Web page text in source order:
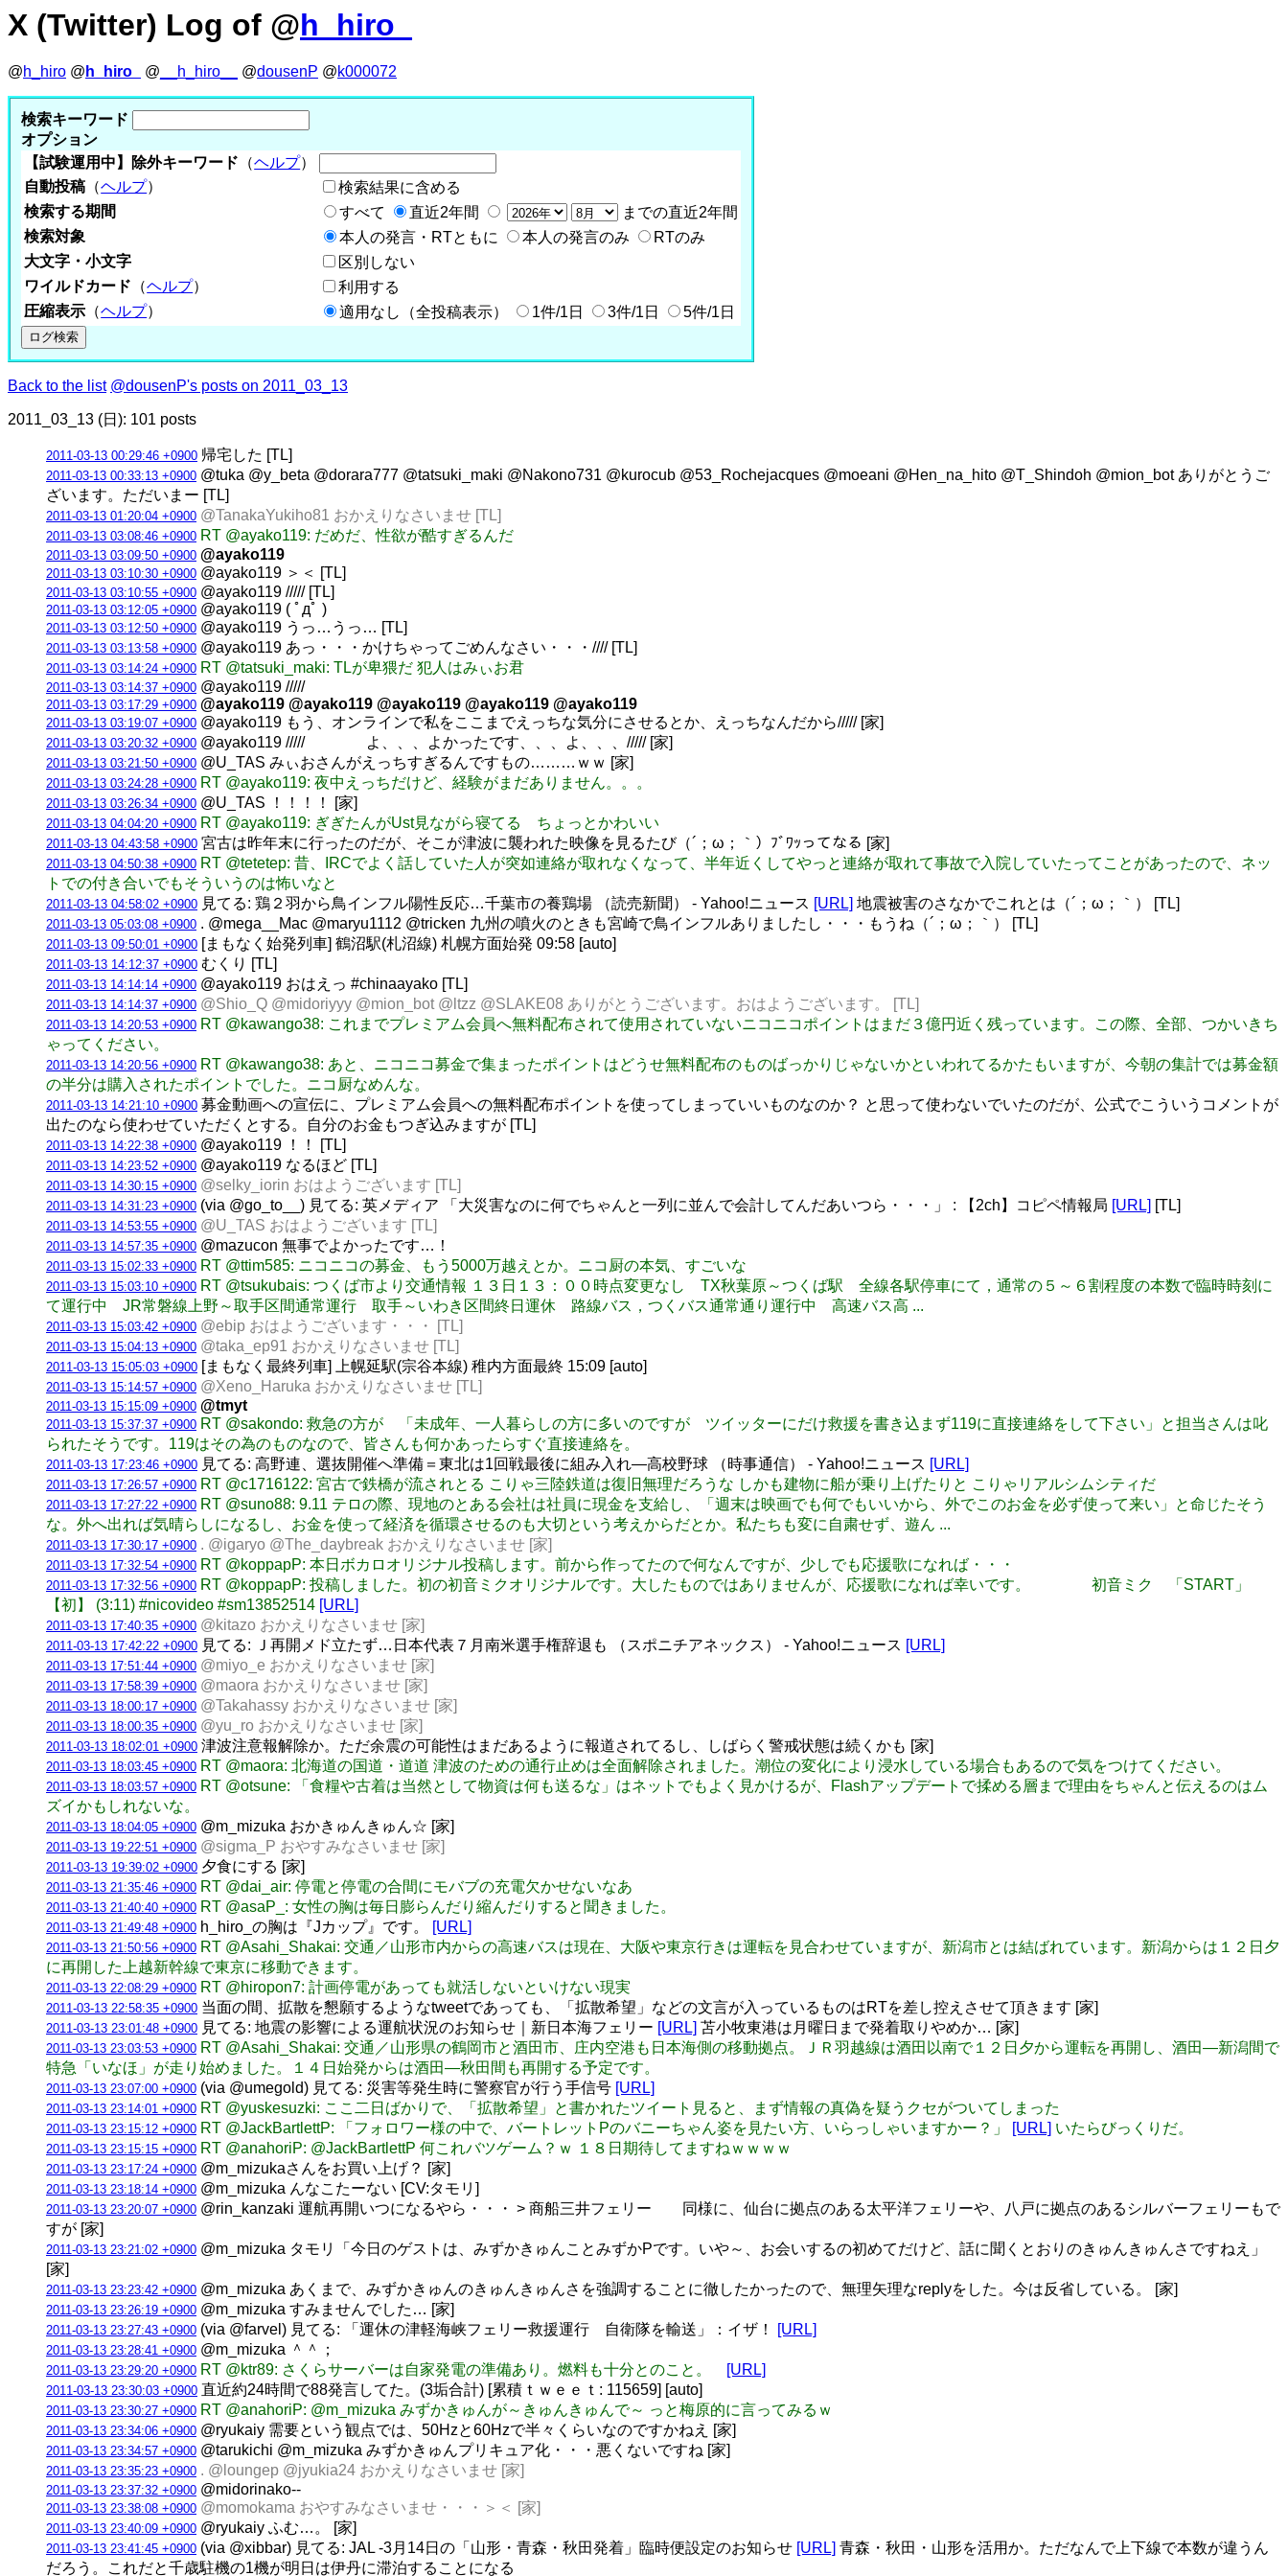
X (Twitter) Log of @h_hiro_
@h_hiro @ h_hiro_ @ __h_hiro__ @dousenP @k000072
検索キーワード
オプション
【試験運用中】除外キーワード （ヘルプ）
自動投稿 （ヘルプ）
検索結果に含める
検索する期間
すべて 直近2年間
までの直近2年間
検索対象
本人の発言・RTともに 本人の発言のみ
RTのみ
大文字・小文字
区別しない
ワイルドカード （ヘルプ）
利用する
圧縮表示 （ヘルプ） 適用なし（全投稿表示） 1件/1日 3件/1日 5件/1日
Back to the list @dousenP's posts on 2011_03_13
2011_03_13 (日): 101 posts
2011-03-13 00:29:46 +0900 帰宅した [TL]
2011-03-13 00:33:13 +0900 @tuka @y_beta @dorara777 @tatsuki_maki @Nakono731 @kurocub @53_Rochejacques @moeani @Hen_na_hito @T_Shindoh @mion_bot ありがとうご
ざいます。ただいまー [TL]
2011-03-13 01:20:04 +0900 @TanakaYukiho81 おかえりなさいませ [TL]
2011-03-13 03:08:46 +0900 RT @ayako119: だめだ、性欲が酷すぎるんだ
2011-03-13 03:09:50 +0900 @ayako119
2011-03-13 03:10:30 +0900 @ayako119 ＞＜ [TL]
2011-03-13 03:10:55 +0900 @ayako119 ///// [TL]
2011-03-13 03:12:05 +0900 @ayako119 ( ﾟдﾟ )
2011-03-13 03:12:50 +0900 @ayako119 うっ…うっ… [TL]
2011-03-13 03:13:58 +0900 @ayako119 あっ・・・かけちゃってごめんなさい・・・//// [TL]
2011-03-13 03:14:24 +0900 RT @tatsuki_maki: TLが卑猥だ 犯人はみぃお君
2011-03-13 03:14:37 +0900 @ayako119 /////
2011-03-13 03:17:29 +0900 @ayako119 @ayako119 @ayako119 @ayako119 @ayako119
2011-03-13 03:19:07 +0900 @ayako119 もう、オンラインで私をここまでえっちな気分にさせるとか、えっちなんだから///// [家]
2011-03-13 03:20:32 +0900 @ayako119 ///// よ、、、よかったです、、、よ、、、///// [家]
2011-03-13 03:21:50 +0900 @U_TAS みぃおさんがえっちすぎるんですもの………ｗｗ [家]
2011-03-13 03:24:28 +0900 RT @ayako119: 夜中えっちだけど、経験がまだありません。。。
2011-03-13 03:26:34 +0900 @U_TAS ！！！！ [家]
2011-03-13 04:04:20 +0900 RT @ayako119: ぎぎたんがUst見ながら寝てる ちょっとかわいい
2011-03-13 04:43:58 +0900 宮古は昨年末に行ったのだが、そこが津波に襲われた映像を見るたび（´；ω；｀）ﾌﾞﾜｯってなる [家]
2011-03-13 04:50:38 +0900 RT @tetetep: 昔、IRCでよく話していた人が突如連絡が取れなくなって、半年近くしてやっと連絡が取れて事故で入院していたってことがあったので、ネッ
トでの付き合いでもそういうのは怖いなと
2011-03-13 04:58:02 +0900 見てる: 鶏２羽から鳥インフル陽性反応…千葉市の養鶏場 （読売新聞） - Yahoo!ニュース [URL] 地震被害のさなかでこれとは（´；ω；｀） [TL]
2011-03-13 05:03:08 +0900 . @mega__Mac @maryu1112 @tricken 九州の噴火のときも宮崎で鳥インフルありましたし・・・もうね（´；ω；｀） [TL]
2011-03-13 09:50:01 +0900 [まもなく始発列車] 鶴沼駅(札沼線) 札幌方面始発 09:58 [auto]
2011-03-13 14:12:37 +0900 むくり [TL]
2011-03-13 14:14:14 +0900 @ayako119 おはえっ #chinaayako [TL]
2011-03-13 14:14:37 +0900 @Shio_Q @midoriyyy @mion_bot @ltzz @SLAKE08 ありがとうございます。おはようございます。 [TL]
2011-03-13 14:20:53 +0900 RT @kawango38: これまでプレミアム会員へ無料配布されて使用されていないニコニコポイントはまだ３億円近く残っています。この際、全部、つかいきち
ゃってください。
2011-03-13 14:20:56 +0900 RT @kawango38: あと、ニコニコ募金で集まったポイントはどうせ無料配布のものばっかりじゃないかといわれてるかたもいますが、今朝の集計では募金額
の半分は購入されたポイントでした。ニコ厨なめんな。
2011-03-13 14:21:10 +0900 募金動画への宣伝に、プレミアム会員への無料配布ポイントを使ってしまっていいものなのか？ と思って使わないでいたのだが、公式でこういうコメントが
出たのなら使わせていただくとする。自分のお金もつぎ込みますが [TL]
2011-03-13 14:22:38 +0900 @ayako119 ！！ [TL]
2011-03-13 14:23:52 +0900 @ayako119 なるほど [TL]
2011-03-13 14:30:15 +0900 @selky_iorin おはようございます [TL]
2011-03-13 14:31:23 +0900 (via @go_to__) 見てる: 英メディア 「大災害なのに何でちゃんと一列に並んで会計してんだあいつら・・・」 : 【2ch】コピペ情報局 [URL] [TL]
2011-03-13 14:53:55 +0900 @U_TAS おはようございます [TL]
2011-03-13 14:57:35 +0900 @mazucon 無事でよかったです…！
2011-03-13 15:02:33 +0900 RT @ttim585: ニコニコの募金、もう5000万越えとか。ニコ厨の本気、すごいな
2011-03-13 15:03:10 +0900 RT @tsukubais: つくば市より交通情報 １３日１３：００時点変更なし TX秋葉原～つくば駅 全線各駅停車にて，通常の５～６割程度の本数で臨時時刻に
て運行中 JR常磐線上野～取手区間通常運行 取手～いわき区間終日運休 路線バス，つくバス通常通り運行中 高速バス高 ...
2011-03-13 15:03:42 +0900 @ebip おはようございます・・・ [TL]
2011-03-13 15:04:13 +0900 @taka_ep91 おかえりなさいませ [TL]
2011-03-13 15:05:03 +0900 [まもなく最終列車] 上幌延駅(宗谷本線) 稚内方面最終 15:09 [auto]
2011-03-13 15:14:57 +0900 @Xeno_Haruka おかえりなさいませ [TL]
2011-03-13 15:15:09 +0900 @tmyt
2011-03-13 15:37:37 +0900 RT @sakondo: 救急の方が 「未成年、一人暮らしの方に多いのですが ツイッターにだけ救援を書き込まず119に直接連絡をして下さい」と担当さんは叱
られたそうです。119はその為のものなので、皆さんも何かあったらすぐ直接連絡を。
2011-03-13 17:23:46 +0900 見てる: 高野連、選抜開催へ準備＝東北は1回戦最後に組み入れ―高校野球 （時事通信） - Yahoo!ニュース [URL]
2011-03-13 17:26:57 +0900 RT @c1716122: 宮古で鉄橋が流されとる こりゃ三陸鉄道は復旧無理だろうな しかも建物に船が乗り上げたりと こりゃリアルシムシティだ
2011-03-13 17:27:22 +0900 RT @suno88: 9.11 テロの際、現地のとある会社は社員に現金を支給し、「週末は映画でも何でもいいから、外でこのお金を必ず使って来い」と命じたそう
な。外へ出れば気晴らしになるし、お金を使って経済を循環させるのも大切という考えからだとか。私たちも変に自粛せず、遊ん ...
2011-03-13 17:30:17 +0900 . @igaryo @The_daybreak おかえりなさいませ [家]
2011-03-13 17:32:54 +0900 RT @koppapP: 本日ボカロオリジナル投稿します。前から作ってたので何なんですが、少しでも応援歌になれば・・・
2011-03-13 17:32:56 +0900 RT @koppapP: 投稿しました。初の初音ミクオリジナルです。大したものではありませんが、応援歌になれば幸いです。 初音ミク 「START」
【初】 (3:11) #nicovideo #sm13852514 [URL]
2011-03-13 17:40:35 +0900 @kitazo おかえりなさいませ [家]
2011-03-13 17:42:22 +0900 見てる: Ｊ再開メド立たず…日本代表７月南米選手権辞退も （スポニチアネックス） - Yahoo!ニュース [URL]
2011-03-13 17:51:44 +0900 @miyo_e おかえりなさいませ [家]
2011-03-13 17:58:39 +0900 @maora おかえりなさいませ [家]
2011-03-13 18:00:17 +0900 @Takahassy おかえりなさいませ [家]
2011-03-13 18:00:35 +0900 @yu_ro おかえりなさいませ [家]
2011-03-13 18:02:01 +0900 津波注意報解除か。ただ余震の可能性はまだあるように報道されてるし、しばらく警戒状態は続くかも [家]
2011-03-13 18:03:45 +0900 RT @maora: 北海道の国道・道道 津波のための通行止めは全面解除されました。潮位の変化により浸水している場合もあるので気をつけてください。
2011-03-13 18:03:57 +0900 RT @otsune: 「食糧や古着は当然として物資は何も送るな」はネットでもよく見かけるが、Flashアップデートで揉める層まで理由をちゃんと伝えるのはム
ズイかもしれないな。
2011-03-13 18:04:05 +0900 @m_mizuka おかきゅんきゅん☆ [家]
2011-03-13 19:22:51 +0900 @sigma_P おやすみなさいませ [家]
2011-03-13 19:39:02 +0900 夕食にする [家]
2011-03-13 21:35:46 +0900 RT @dai_air: 停電と停電の合間にモバブの充電欠かせないなあ
2011-03-13 21:40:40 +0900 RT @asaP_: 女性の胸は毎日膨らんだり縮んだりすると聞きました。
2011-03-13 21:49:48 +0900 h_hiro_の胸は『Jカップ』です。 [URL]
2011-03-13 21:50:56 +0900 RT @Asahi_Shakai: 交通／山形市内からの高速バスは現在、大阪や東京行きは運転を見合わせていますが、新潟市とは結ばれています。新潟からは１２日夕
に再開した上越新幹線で東京に移動できます。
2011-03-13 22:08:29 +0900 RT @hiropon7: 計画停電があっても就活しないといけない現実
2011-03-13 22:58:35 +0900 当面の間、拡散を懇願するようなtweetであっても、「拡散希望」などの文言が入っているものはRTを差し控えさせて頂きます [家]
2011-03-13 23:01:48 +0900 見てる: 地震の影響による運航状況のお知らせ｜新日本海フェリー [URL] 苫小牧東港は月曜日まで発着取りやめか… [家]
2011-03-13 23:03:53 +0900 RT @Asahi_Shakai: 交通／山形県の鶴岡市と酒田市、庄内空港も日本海側の移動拠点。ＪＲ羽越線は酒田以南で１２日夕から運転を再開し、酒田―新潟間で
特急「いなほ」が走り始めました。１４日始発からは酒田―秋田間も再開する予定です。
2011-03-13 23:07:00 +0900 (via @umegold) 見てる: 災害等発生時に警察官が行う手信号 [URL]
2011-03-13 23:14:01 +0900 RT @yuskesuzki: ここ二日ばかりで、「拡散希望」と書かれたツイート見ると、まず情報の真偽を疑うクセがついてしまった
2011-03-13 23:15:12 +0900 RT @JackBartlettP: 「フォロワー様の中で、バートレットPのバニーちゃん姿を見たい方、いらっしゃいますかー？」 [URL] いたらびっくりだ。
2011-03-13 23:15:15 +0900 RT @anahoriP: @JackBartlettP 何これバツゲーム？ｗ １８日期待してますねｗｗｗｗ
2011-03-13 23:17:24 +0900 @m_mizukaさんをお買い上げ？ [家]
2011-03-13 23:18:14 +0900 @m_mizuka んなこたーない [CV:タモリ]
2011-03-13 23:20:07 +0900 @rin_kanzaki 運航再開いつになるやら・・・ > 商船三井フェリー 同様に、仙台に拠点のある太平洋フェリーや、八戸に拠点のあるシルバーフェリーもで
すが [家]
2011-03-13 23:21:02 +0900 @m_mizuka タモリ「今日のゲストは、みずかきゅんことみずかPです。いや～、お会いするの初めてだけど、話に聞くとおりのきゅんきゅんさですねえ」
[家]
2011-03-13 23:23:42 +0900 @m_mizuka あくまで、みずかきゅんのきゅんきゅんさを強調することに徹したかったので、無理矢理なreplyをした。今は反省している。 [家]
2011-03-13 23:26:19 +0900 @m_mizuka すみませんでした… [家]
2011-03-13 23:27:43 +0900 (via @farvel) 見てる: 「運休の津軽海峡フェリー救援運行 自衛隊を輸送」：イザ！ [URL]
2011-03-13 23:28:41 +0900 @m_mizuka ＾＾；
2011-03-13 23:29:20 +0900 RT @ktr89: さくらサーバーは自家発電の準備あり。燃料も十分とのこと。 [URL]
2011-03-13 23:30:03 +0900 直近約24時間で88発言してた。(3垢合計) [累積ｔｗｅｅｔ: 115659] [auto]
2011-03-13 23:30:27 +0900 RT @anahoriP: @m_mizuka みずかきゅんが～きゅんきゅんで～ っと梅原的に言ってみるｗ
2011-03-13 23:34:06 +0900 @ryukaiy 需要という観点では、50Hzと60Hzで半々くらいなのですかねえ [家]
2011-03-13 23:34:57 +0900 @tarukichi @m_mizuka みずかきゅんプリキュア化・・・悪くないですね [家]
2011-03-13 23:35:23 +0900 . @loungep @jyukia24 おかえりなさいませ [家]
2011-03-13 23:37:32 +0900 @midorinako--
2011-03-13 23:38:08 +0900 @momokama おやすみなさいませ・・・＞＜ [家]
2011-03-13 23:40:09 +0900 @ryukaiy ふむ…。 [家]
2011-03-13 23:41:45 +0900 (via @xibbar) 見てる: JAL -3月14日の「山形・青森・秋田発着」臨時便設定のお知らせ [URL] 青森・秋田・山形を活用か。ただなんで上下線で本数が違うん
だろう。これだと千歳駐機の1機が明日は伊丹に滞泊することになる